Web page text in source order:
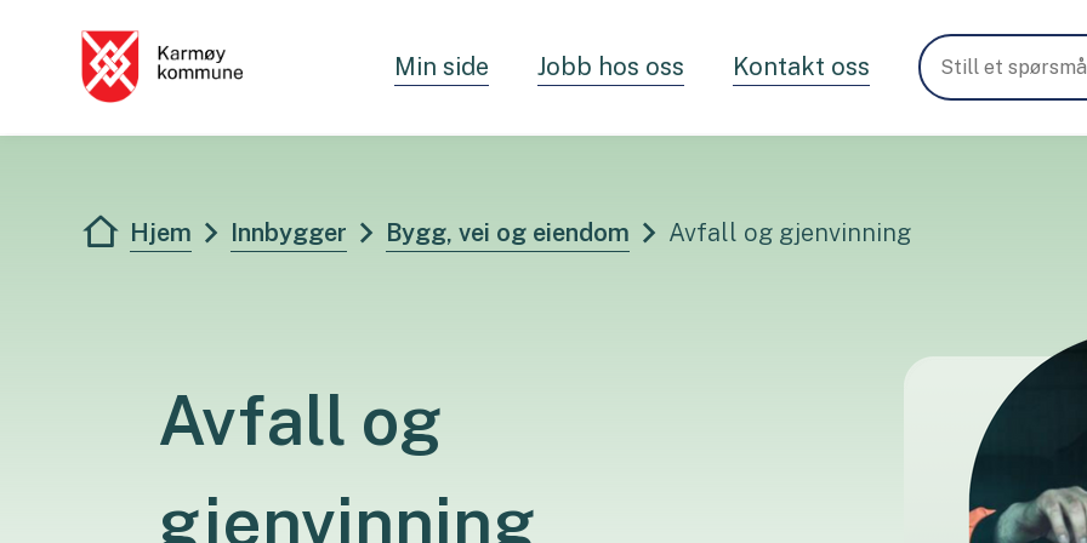
Min side Jobb hos oss Kontakt oss
Du er her:
Hjem Innbygger Bygg, vei og eiendom Avfall og gjenvinning
Avfall og
gjenvinning